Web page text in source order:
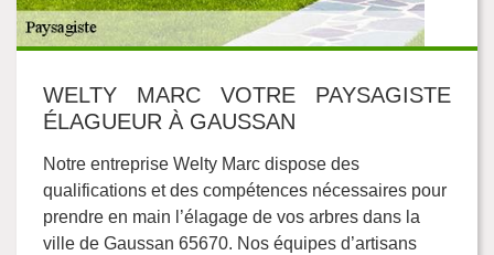
WELTY MARC VOTRE PAYSAGISTE
ÉLAGUEUR À GAUSSAN
Notre entreprise Welty Marc dispose des
qualifications et des compétences nécessaires pour
prendre en main l’élagage de vos arbres dans la
ville de Gaussan 65670. Nos équipes d’artisans